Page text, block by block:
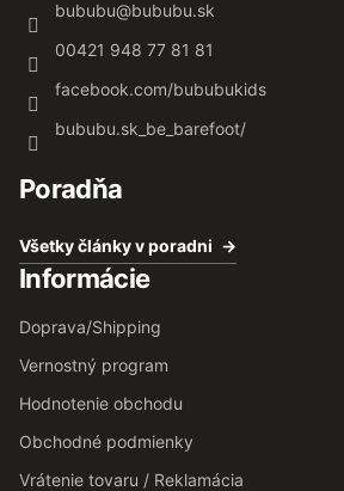
bububu@bububu.sk
00421 948 77 81 81
facebook.com/bububukids
bububu.sk_be_barefoot/
Poradňa
Všetky články v poradni
Informácie
Doprava/Shipping
Vernostný program
Hodnotenie obchodu
Obchodné podmienky
Vrátenie tovaru / Reklamácia